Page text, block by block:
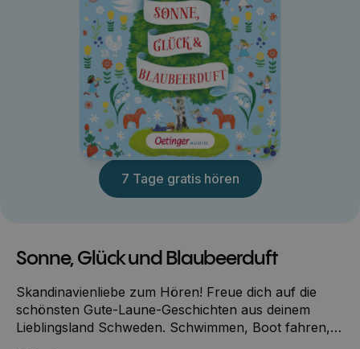
7 Tage gratis hören
Sonne, Glück und Blaubeerduft
Skandinavienliebe zum Hören! Freue dich auf die
schönsten Gute-Laune-Geschichten aus deinem
Lieblingsland Schweden. Schwimmen, Boot fahren,